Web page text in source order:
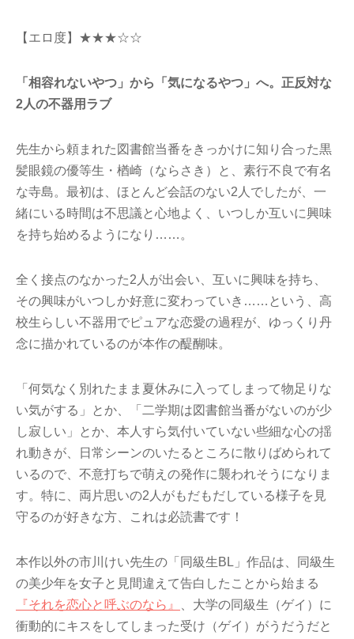
【エロ度】★★★☆☆
「相容れないやつ」から「気になるやつ」へ。正反対な
2人の不器用ラブ
先生から頼まれた図書館当番をきっかけに知り合った黒
髪眼鏡の優等生・楢崎（ならさき）と、素行不良で有名
な寺島。最初は、ほとんど会話のない2人でしたが、一
緒にいる時間は不思議と心地よく、いつしか互いに興味
を持ち始めるようになり……。
全く接点のなかった2人が出会い、互いに興味を持ち、
その興味がいつしか好意に変わっていき……という、高
校生らしい不器用でピュアな恋愛の過程が、ゆっくり丹
念に描かれているのが本作の醍醐味。
「何気なく別れたまま夏休みに入ってしまって物足りな
い気がする」とか、「二学期は図書館当番がないのが少
し寂しい」とか、本人すら気付いていない些細な心の揺
れ動きが、日常シーンのいたるところに散りばめられて
いるので、不意打ちで萌えの発作に襲われそうになりま
す。特に、両片思いの2人がもだもだしている様子を見
守るのが好きな方、これは必読書です！
本作以外の市川けい先生の「同級生BL」作品は、同級生
の美少年を女子と見間違えて告白したことから始まる
『それを恋心と呼ぶのなら』
、大学の同級生（ゲイ）に
衝動的にキスをしてしまった受け（ゲイ）がうだうだと